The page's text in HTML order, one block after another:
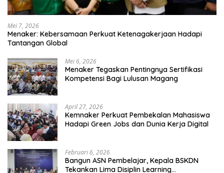
Mei 7, 2026
Menaker: Kebersamaan Perkuat Ketenagakerjaan Hadapi
Tantangan Global
Mei 6, 2026
Menaker Tegaskan Pentingnya Sertifikasi
Kompetensi Bagi Lulusan Magang
April 27, 2026
Kemnaker Perkuat Pembekalan Mahasiswa
Hadapi Green Jobs dan Dunia Kerja Digital
Februari 6, 2026
Bangun ASN Pembelajar, Kepala BSKDN
Tekankan Lima Disiplin Learning